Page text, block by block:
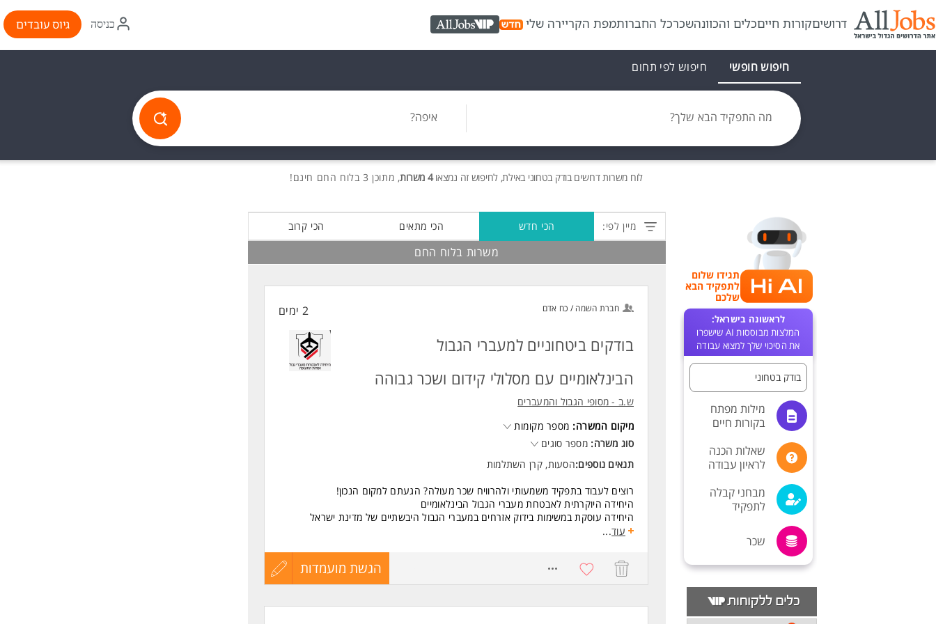
דרושיםקורות חייםכלים והכוונהשכרכל החברותמפת הקריירה שלי AllJobs VIP
איקון
התחברות
כניסה גיוס עובדים
חיפוש חופשי חיפוש לפי תחום
מה התפקיד הבא שלך? איפה?
לוח משרותדרושים בודק בטחוני באילת, לחיפוש זה נמצאו4 משרות , מתוכן 3 בלוח החם חינם!
תגידו שלום
לתפקיד הבא
שלכם
לראשונה בישראל:
המלצות מבוססות AI שישפרו
את הסיכוי שלך למצוא עבודה
בודק בטחוני
מילות מפתח
בקורות חיים
שאלות הכנה
לראיון עבודה
מבחני קבלה
לתפקיד
שכר
מיין לפי: הכי חדש הכי מתאים הכי קרוב
משרות בלוח החם
חברת השמה / כח אדם 2 ימים
בודקים ביטחוניים למעברי הגבול
הבינלאומיים עם מסלולי קידום ושכר גבוהה
ש.ב - מסופי הגבול והמעברים
מיקום המשרה: מספר מקומות
סוג משרה: מספר סוגים
תנאים נוספים:הסעות, קרן השתלמות
רוצים לעבוד בתפקיד משמעותי ולהרוויח שכר מעולה? הגעתם למקום הנכון!
היחידה היוקרתית לאבטחת מעברי הגבול הבינלאומיים
היחידה עוסקת במשימות בידוק אזרחים במעברי הגבול היבשתיים של מדינת ישראל
שכר שעתי מעולה + דמי הבראה ומענקים ואפשרות לשעות נוספות
הסעות מנקודות איסוף
ביגוד והנעלה
ימי כיף וגיבוש
עוד...
הגשת מועמדות
עדכון